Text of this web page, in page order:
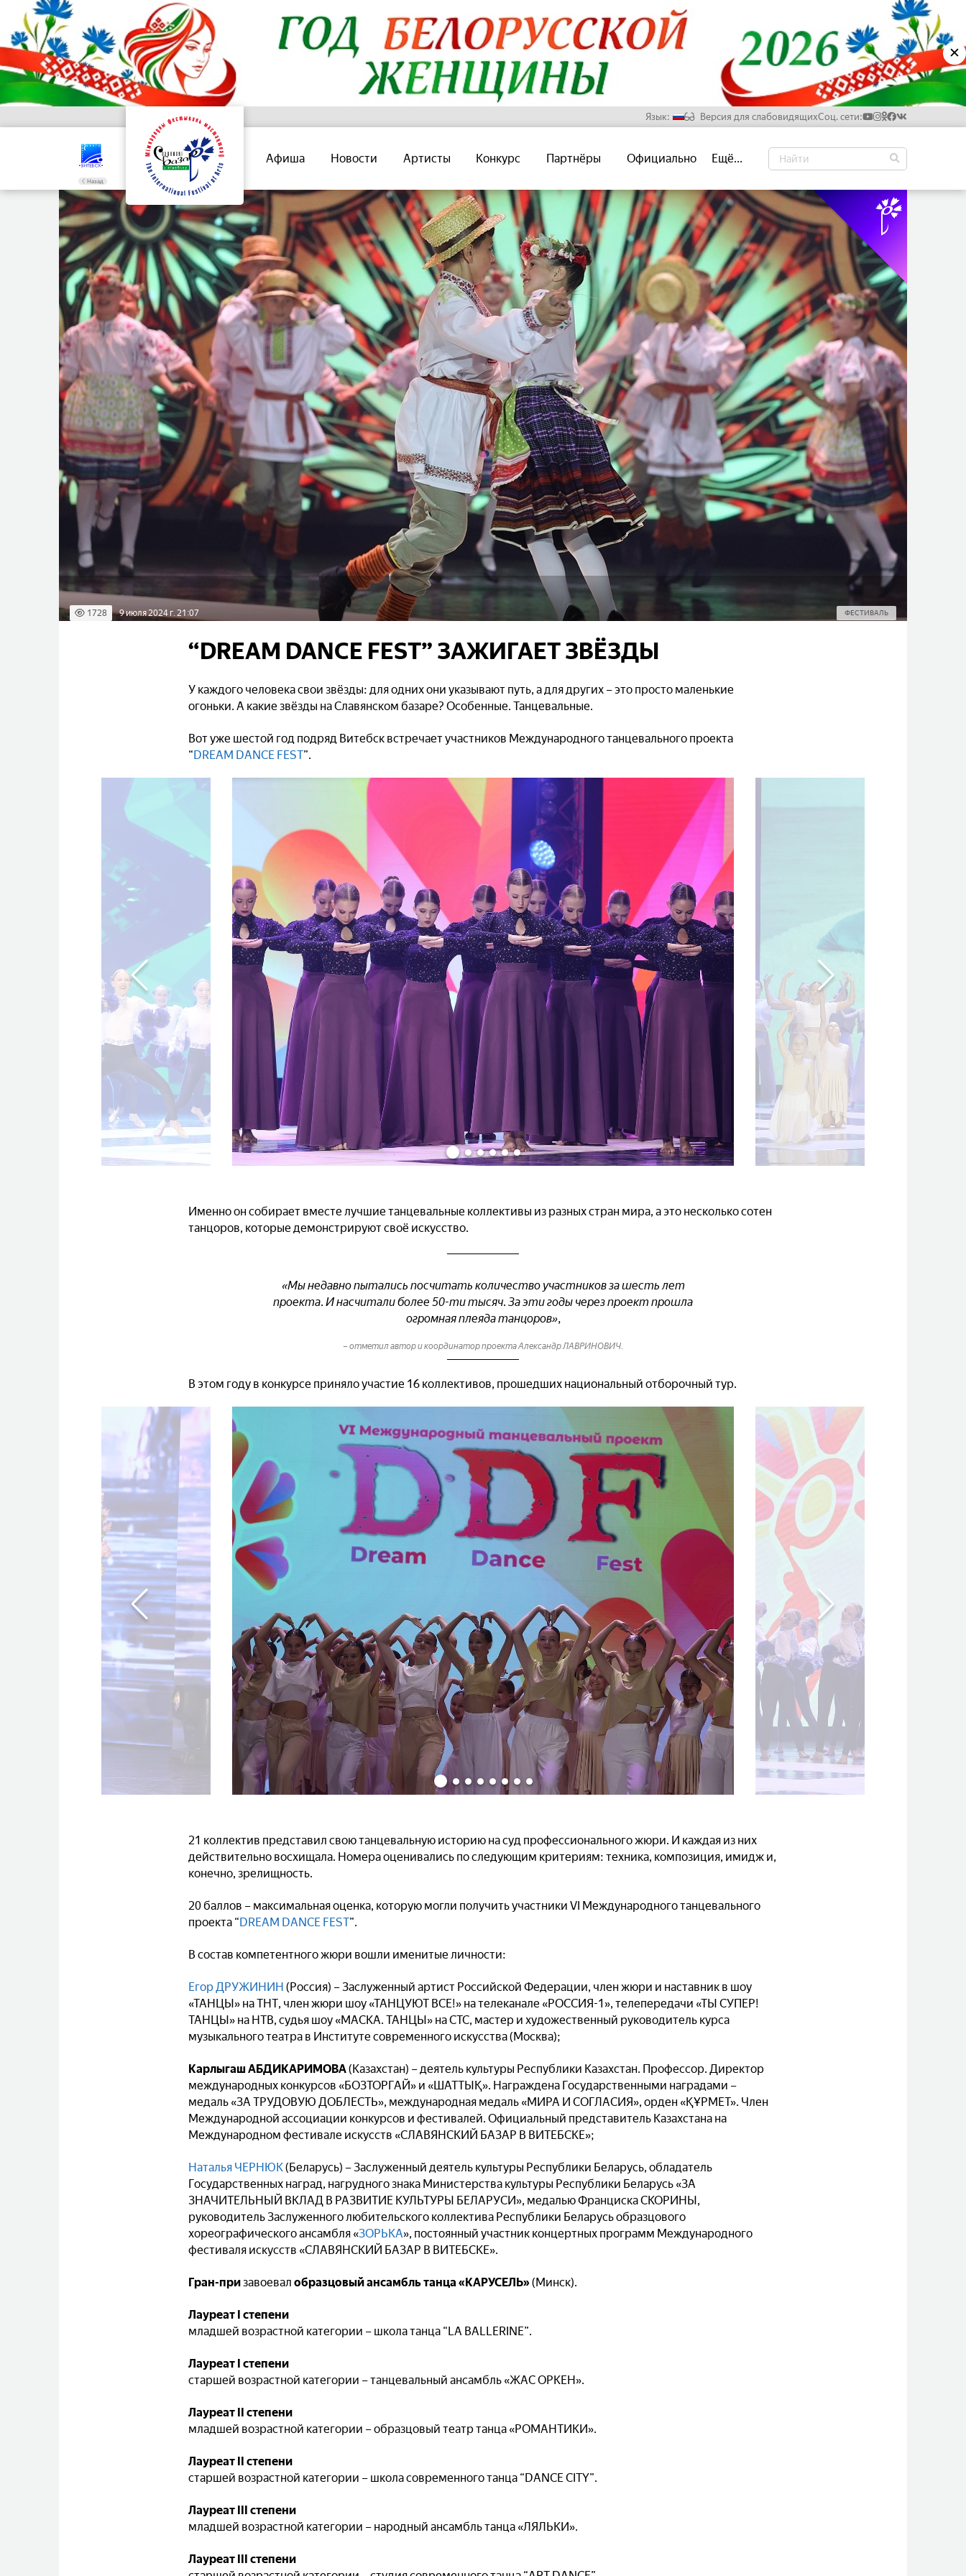
✕
Язык:
Английский
Китайский
Версия для слабовидящихСоц. сети:
Назад
Афиша Новости Артисты Конкурс Партнёры Официально Ещё...
1728 9 июля 2024 г. 21:07 ФЕСТИВАЛЬ
“DREAM DANCE FEST” ЗАЖИГАЕТ ЗВЁЗДЫ
У каждого человека свои звёзды: для одних они указывают путь, а для других – это просто маленькие
огоньки. А какие звёзды на Славянском базаре? Особенные. Танцевальные.
Вот уже шестой год подряд Витебск встречает участников Международного танцевального проекта
“ DREAM DANCE FEST”.
Именно он собирает вместе лучшие танцевальные коллективы из разных стран мира, а это несколько сотен
танцоров, которые демонстрируют своё искусство.
«Мы недавно пытались посчитать количество участников за шесть лет
проекта. И насчитали более 50-ти тысяч. За эти годы через проект прошла
огромная плеяда танцоров»,
– отметил автор и координатор проекта Александр ЛАВРИНОВИЧ.
В этом году в конкурсе приняло участие 16 коллективов, прошедших национальный отборочный тур.
21 коллектив представил свою танцевальную историю на суд профессионального жюри. И каждая из них
действительно восхищала. Номера оценивались по следующим критериям: техника, композиция, имидж и,
конечно, зрелищность.
20 баллов – максимальная оценка, которую могли получить участники VI Международного танцевального
проекта “ DREAM DANCE FEST”.
В состав компетентного жюри вошли именитые личности:
Егор ДРУЖИНИН (Россия) – Заслуженный артист Российской Федерации, член жюри и наставник в шоу
«ТАНЦЫ» на ТНТ, член жюри шоу «ТАНЦУЮТ ВСЕ!» на телеканале «РОССИЯ-1», телепередачи «ТЫ СУПЕР!
ТАНЦЫ» на НТВ, судья шоу «МАСКА. ТАНЦЫ» на СТС, мастер и художественный руководитель курса
музыкального театра в Институте современного искусства (Москва);
Карлыгаш АБДИКАРИМОВА(Казахстан) – деятель культуры Республики Казахстан. Профессор. Директор
международных конкурсов «БОЗТОРГАЙ» и «ШАТТЫҚ». Награждена Государственными наградами –
медаль «ЗА ТРУДОВУЮ ДОБЛЕСТЬ», международная медаль «МИРА И СОГЛАСИЯ», орден «ҚҰРМЕТ». Член
Международной ассоциации конкурсов и фестивалей. Официальный представитель Казахстана на
Международном фестивале искусств «СЛАВЯНСКИЙ БАЗАР В ВИТЕБСКЕ»;
Наталья ЧЕРНЮК(Беларусь) – Заслуженный деятель культуры Республики Беларусь, обладатель
Государственных наград, нагрудного знака Министерства культуры Республики Беларусь «ЗА
ЗНАЧИТЕЛЬНЫЙ ВКЛАД В РАЗВИТИЕ КУЛЬТУРЫ БЕЛАРУСИ», медалью Франциска СКОРИНЫ,
руководитель Заслуженного любительского коллектива Республики Беларусь образцового
хореографического ансамбля «ЗОРЬКА», постоянный участник концертных программ Международного
фестиваля искусств «СЛАВЯНСКИЙ БАЗАР В ВИТЕБСКЕ».
Гран-призавоевал образцовый ансамбль танца «КАРУСЕЛЬ»(Минск).
Лауреат І степени
младшей возрастной категории – школа танца “LA BALLERINE”.
Лауреат І степени
старшей возрастной категории – танцевальный ансамбль «ЖАС ОРКЕН».
Лауреат ІІ степени
младшей возрастной категории – образцовый театр танца «РОМАНТИКИ».
Лауреат ІІ степени
старшей возрастной категории – школа современного танца “DANCE CITY”.
Лауреат ІІІ степени
младшей возрастной категории – народный ансамбль танца «ЛЯЛЬКИ».
Лауреат ІІІ степени